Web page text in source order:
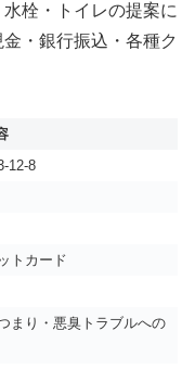
栓・トイレの提案に
・銀行振込・各種ク
12-8
トカード
まり・悪臭トラブルへの